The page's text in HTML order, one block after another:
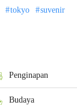
tokyo suvenir
Penginapan
Budaya